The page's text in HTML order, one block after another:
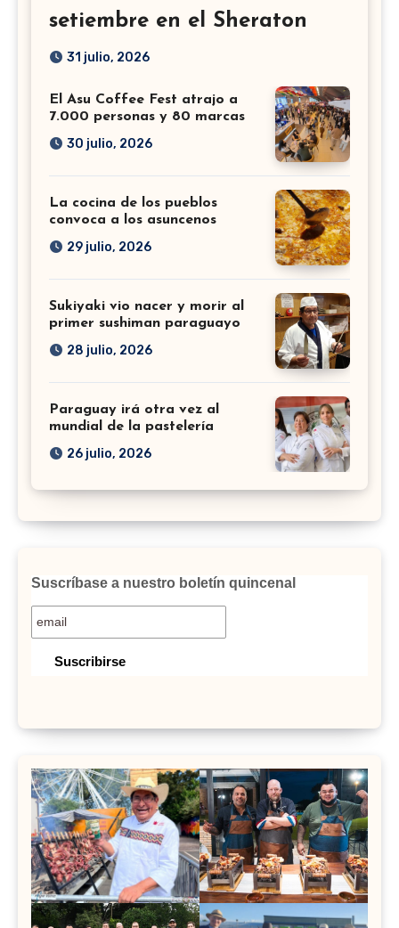
setiembre en el Sheraton
31 julio, 2026
El Asu Coffee Fest atrajo a
7.000 personas y 80 marcas
30 julio, 2026
La cocina de los pueblos
convoca a los asuncenos
29 julio, 2026
Sukiyaki vio nacer y morir al
primer sushiman paraguayo
28 julio, 2026
Paraguay irá otra vez al
mundial de la pastelería
26 julio, 2026
Suscríbase a nuestro boletín quincenal